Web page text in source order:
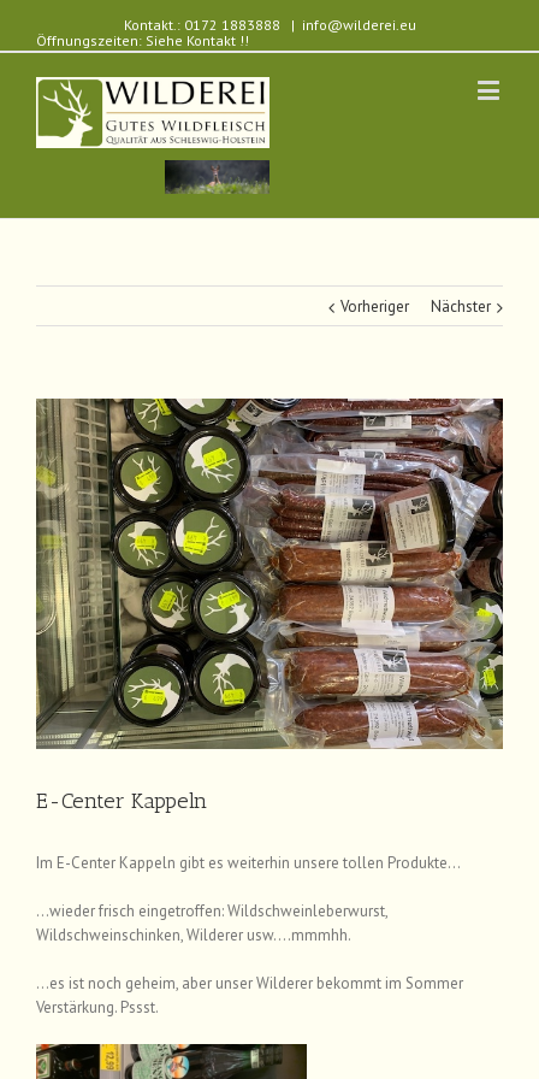
Kontakt.: 0172 1883888
Öffnungszeiten: Siehe Kontakt !!
| info@wilderei.eu
Vorheriger Nächster
E-Center Kappeln
Im E-Center Kappeln gibt es weiterhin unsere tollen Produkte…
…wieder frisch eingetroffen: Wildschweinleberwurst,
Wildschweinschinken, Wilderer usw….mmmhh.
…es ist noch geheim, aber unser Wilderer bekommt im Sommer
Verstärkung. Pssst.